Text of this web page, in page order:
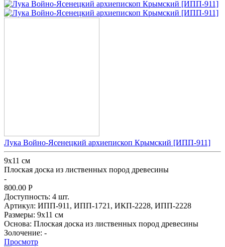
Лука Войно-Ясенецкий архиепископ Крымский [ИПП-911]
9х11 см
Плоская доска из лиственных пород древесины
-
800.00 Р
Доступность: 4 шт.
Артикул: ИПП-911, ИПП-1721, ИКП-2228, ИПП-2228
Размеры: 9х11 см
Основа: Плоская доска из лиственных пород древесины
Золочение: -
Просмотр